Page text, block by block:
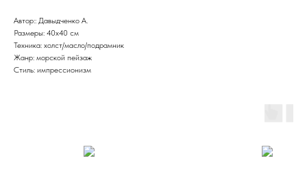
Автор:: Давыдченко А.
Размеры: 40х40 см
Техника: холст/масло/подрамник
Жанр: морской пейзаж
Стиль: импрессионизм